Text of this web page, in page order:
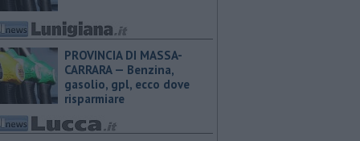
PROVINCIA DI MASSA-
CARRARA — ​Benzina,
gasolio, gpl, ecco dove
risparmiare